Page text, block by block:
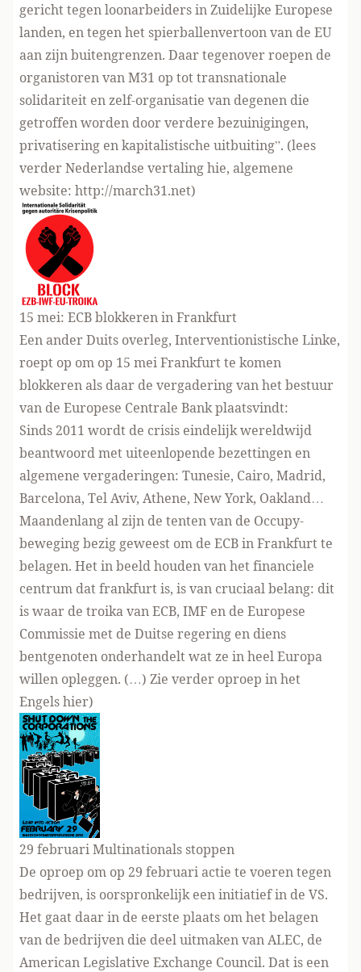
gericht tegen loonarbeiders in Zuidelijke Europese
landen, en tegen het spierballenvertoon van de EU
aan zijn buitengrenzen. Daar tegenover roepen de
organistoren van M31 op tot transnationale
solidariteit en zelf-organisatie van degenen die
getroffen worden door verdere bezuinigingen,
privatisering en kapitalistische uitbuiting”. (lees
verderNederlandse vertaling hie, algemene
website: http://march31.net)
15 mei: ECB blokkeren in Frankfurt
Een ander Duits overleg, Interventionistische Linke,
roept op om op 15 mei Frankfurt te komen
blokkeren als daar de vergadering van het bestuur
van de Europese Centrale Bank plaatsvindt:
Sinds 2011 wordt de crisis eindelijk wereldwijd
beantwoord met uiteenlopende bezettingen en
algemene vergaderingen: Tunesie, Cairo, Madrid,
Barcelona, Tel Aviv, Athene, New York, Oakland…
Maandenlang al zijn de tenten van de Occupy-
beweging bezig geweest om de ECB in Frankfurt te
belagen. Het in beeld houden van het financiele
centrum dat frankfurt is, is van cruciaal belang: dit
is waar de troika van ECB, IMF en de Europese
Commissie met de Duitse regering en diens
bentgenoten onderhandelt wat ze in heel Europa
willen opleggen. (…) Zie verder oproep in het
Engels hier)
29 februari Multinationals stoppen
De oproep om op 29 februari actie te voeren tegen
bedrijven, is oorspronkelijk een initiatief in de VS.
Het gaat daar in de eerste plaats om het belagen
van de bedrijven die deel uitmaken van ALEC, de
American Legislative Exchange Council. Dat is een